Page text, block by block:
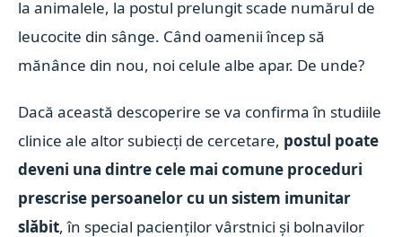
la animalele, la postul prelungit scade numărul de
leucocite din sânge. Când oamenii încep să
mănânce din nou, noi celule albe apar. De unde?
Dacă această descoperire se va confirma în studiile
clinice ale altor subiecți de cercetare, postul poate
deveni una dintre cele mai comune proceduri
prescrise persoanelor cu un sistem imunitar
slăbit, în special pacienților vârstnici și bolnavilor